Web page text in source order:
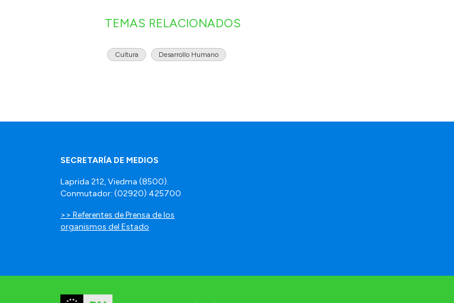
TEMAS RELACIONADOS
Cultura Desarrollo Humano
SECRETARÍA DE MEDIOS
Laprida 212, Viedma (8500).
Conmutador: (02920) 425700
>> Referentes de Prensa de los
organismos del Estado